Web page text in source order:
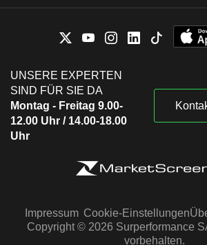
UNSERE EXPERTEN
SIND FÜR SIE DA
Montag - Freitag 9.00-
12.00 Uhr / 14.00-18.00
Uhr
Impressum Cookie-Einstellungen
Copyright © 2026 Surperformance
vorbehalten.